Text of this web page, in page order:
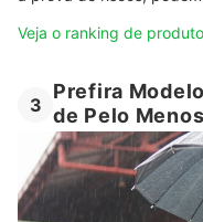
Veja o ranking de
3
Prefira
de Pelo